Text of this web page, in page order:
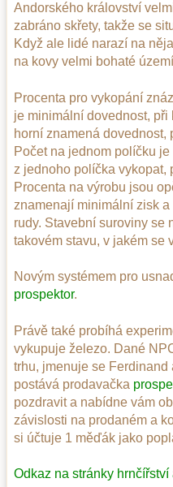
Andorského království
zabráno skřety, takže se
Když ale lidé narazí na
na kovy velmi bohaté
Procenta pro vykopání
je minimální dovednost, při
horní znamená dovednost,
Počet na jednom políčku
z jednoho políčka vykopat,
Procenta na výrobu jsou
znamenají minimální zisk
rudy. Stavební suroviny se
takovém stavu, v jakém se
Novým systémem pro
prospektor.
Právě také probíhá
vykupuje železo. Dané
trhu, jmenuje se
postává prodavačka
pozdravit a nabídne vám
závislosti na prodaném a
si účtuje 1 měďák jako
Odkaz na stránky